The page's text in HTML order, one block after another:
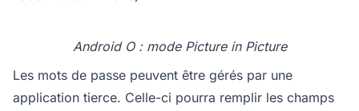
Android O : mode Picture in Picture
Les mots de passe peuvent être gérés par une
application tierce. Celle-ci pourra remplir les champs